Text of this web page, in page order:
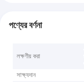
পণ্যের বর্ণনা
লক্ষণীয় করা
সাক্ষ্যদান